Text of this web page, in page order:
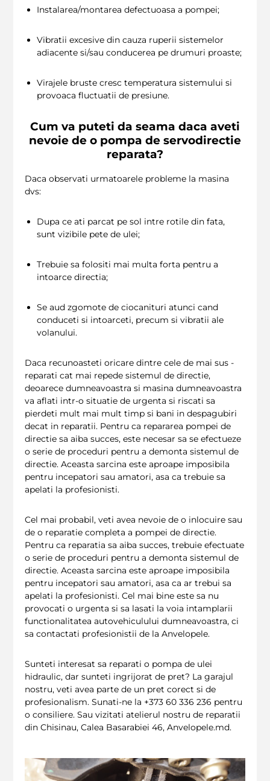
Instalarea/montarea defectuoasa a pompei;
Vibratii excesive din cauza ruperii sistemelor
adiacente si/sau conducerea pe drumuri proaste;
Virajele bruste cresc temperatura sistemului si
provoaca fluctuatii de presiune.
Cum va puteti da seama daca aveti
nevoie de o pompa de servodirectie
reparata?
Daca observati urmatoarele probleme la masina
dvs:
Dupa ce ati parcat pe sol intre rotile din fata,
sunt vizibile pete de ulei;
Trebuie sa folositi mai multa forta pentru a
intoarce directia;
Se aud zgomote de ciocanituri atunci cand
conduceti si intoarceti, precum si vibratii ale
volanului.
Daca recunoasteti oricare dintre cele de mai sus -
reparati cat mai repede sistemul de directie,
deoarece dumneavoastra si masina dumneavoastra
va aflati intr-o situatie de urgenta si riscati sa
pierdeti mult mai mult timp si bani in despagubiri
decat in reparatii. Pentru ca repararea pompei de
directie sa aiba succes, este necesar sa se efectueze
o serie de proceduri pentru a demonta sistemul de
directie. Aceasta sarcina este aproape imposibila
pentru incepatori sau amatori, asa ca trebuie sa
apelati la profesionisti.
Cel mai probabil, veti avea nevoie de o inlocuire sau
de o reparatie completa a pompei de directie.
Pentru ca reparatia sa aiba succes, trebuie efectuate
o serie de proceduri pentru a demonta sistemul de
directie. Aceasta sarcina este aproape imposibila
pentru incepatori sau amatori, asa ca ar trebui sa
apelati la profesionisti. Cel mai bine este sa nu
provocati o urgenta si sa lasati la voia intamplarii
functionalitatea autovehiculului dumneavoastra, ci
sa contactati profesionistii de la Anvelopele.
Sunteti interesat sa reparati o pompa de ulei
hidraulic, dar sunteti ingrijorat de pret? La garajul
nostru, veti avea parte de un pret corect si de
profesionalism. Sunati-ne la +373 60 336 236 pentru
o consiliere. Sau vizitati atelierul nostru de reparatii
din Chisinau, Calea Basarabiei 46, Anvelopele.md.